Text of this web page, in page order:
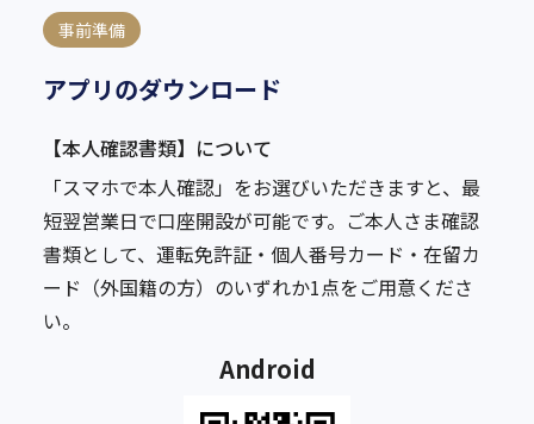
事前準備
アプリのダウンロード
【本人確認書類】について
「スマホで本人確認」をお選びいただきますと、最
短翌営業日で口座開設が可能です。ご本人さま確認
書類として、運転免許証・個人番号カード・在留カ
ード（外国籍の方）のいずれか1点をご用意くださ
い。
Android